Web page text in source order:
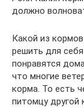
должно
Какой из
решить для
понравятся
что многие
корма. То есть
питомцу другой